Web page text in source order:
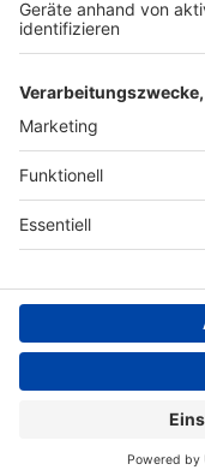
Stiftung ANTENNE
hilft
Grounding Page
BAYERN
Datenschutz­erklärung
einstellungen
Persönliche
ANTENNE